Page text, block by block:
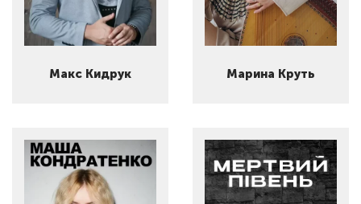
Макс Кидрук Марина Круть